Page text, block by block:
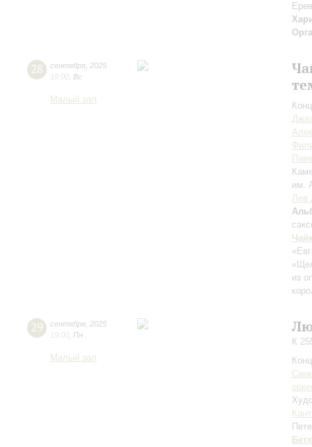
28 сентября 2025
19:00 Вс
Малый зал
им.
Лев
из
29 сентября 2025
19:00 Пн
Малый зал
К